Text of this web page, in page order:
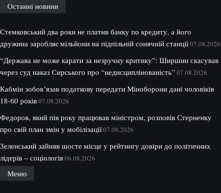
Останні новини
Стемковський два роки не платив банку по кредиту, а його
дружина заробляє мільйони на підпільній сонячній станції07.08.2026
“Держава не може карати за незручну критику”: Ширшин скасував
через суд наказ Сирського про “недисциплінованість” 07.08.2026
Кабмін зобовʼязав податкову передати Міноборони дані чоловіків
18-60 років07.08.2026
Федоров, який пів року працював міністром, розповів Стерненку
про свій план змін у мобілізації07.08.2026
Зеленський зайняв шосте місце у рейтингу довіри до політичних
лідерів – соціологія06.08.2026
Меню